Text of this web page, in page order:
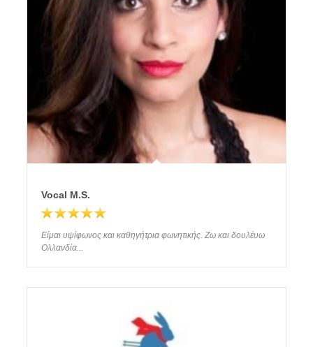
Vocal M.S.
Είμαι υψίφωνος και καθηγήτρια φωνητικής. Ζω και δουλέυω
Ολλανδία...